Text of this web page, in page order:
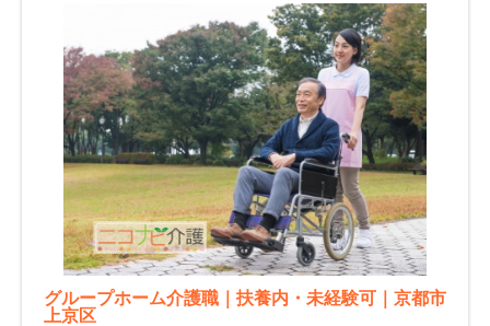
グループホーム介護職｜扶養内・未経験可｜京都市
上京区